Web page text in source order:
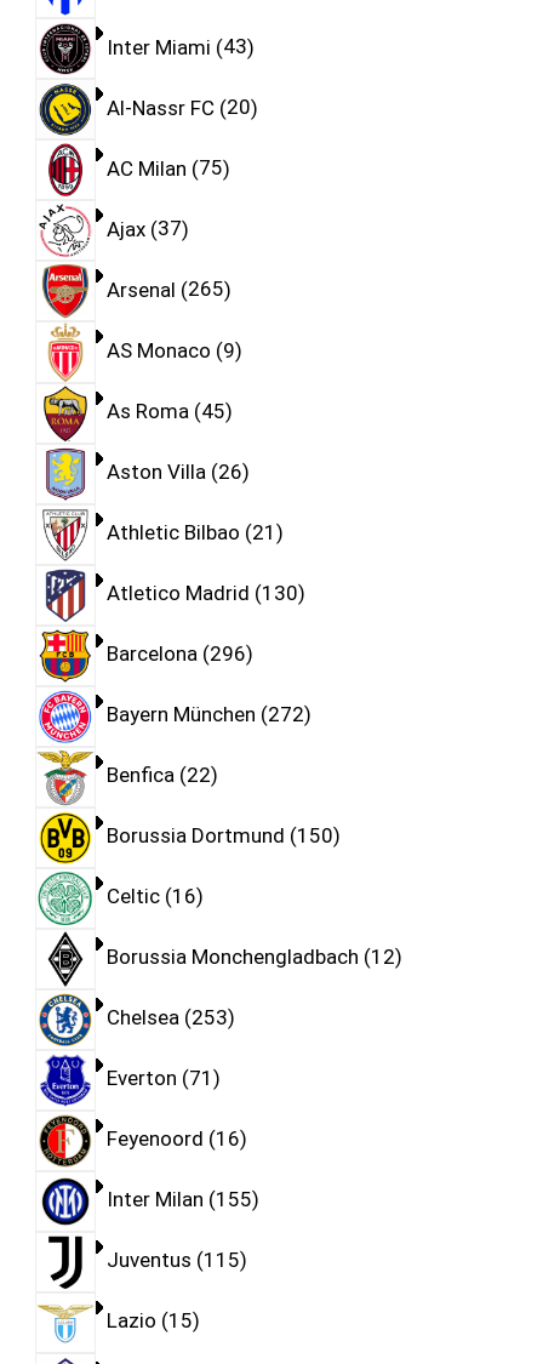
Inter Miami 43
Al-Nassr FC 20
AC Milan 75
Ajax 37
Arsenal 265
AS Monaco 9
As Roma 45
Aston Villa 26
Athletic Bilbao 21
Atletico Madrid 130
Barcelona 296
Bayern München 272
Benfica 22
Borussia Dortmund 150
Celtic 16
Borussia Monchengladbach 12
Chelsea 253
Everton 71
Feyenoord 16
Inter Milan 155
Juventus 115
Lazio 15